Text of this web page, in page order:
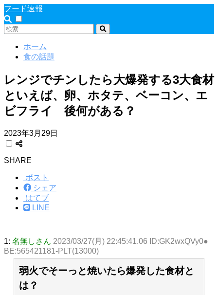
フード速報
ホーム
食の話題
レンジでチンしたら大爆発する3大食材
といえば、卵、ホタテ、ベーコン、エ
ビフライ 後何がある？
2023年3月29日
SHARE
ポスト
シェア
はてブ
LINE
1: 名無しさん 2023/03/27(月) 22:45:41.06 ID:GK2wxQVy0●
BE:565421181-PLT(13000)
弱火でそーっと焼いたら爆発した食材と
は？